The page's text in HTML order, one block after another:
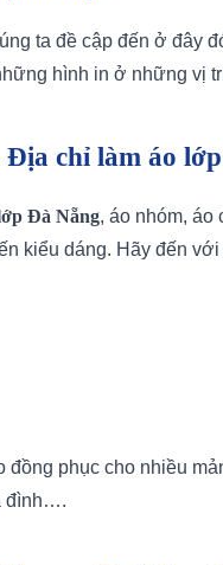
ta đề cập đến ở đây
hình in ở những vị
chỉ làm áo lớp
Đà Nẵng, áo nhóm, áo
kiểu dáng. Hãy đến
đồng phục cho nhiều
đình….